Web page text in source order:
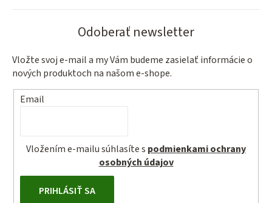
Odoberať newsletter
Vložte svoj e-mail a my Vám budeme zasielať informácie o
nových produktoch na našom e-shope.
Email
Vložením e-mailu súhlasíte s podmienkami ochrany
osobných údajov
PRIHLÁSIŤ SA